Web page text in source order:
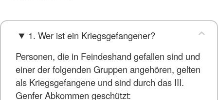
1. Wer ist ein Kriegsgefangener?
Personen, die in Feindeshand gefallen sind und
einer der folgenden Gruppen angehören, gelten
als Kriegsgefangene und sind durch das III.
Genfer Abkommen geschützt: